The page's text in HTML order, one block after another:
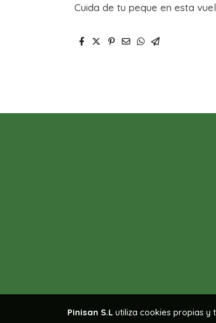
Cuida de tu peque en esta
Pinisan S.Lutiliza cookies propias y